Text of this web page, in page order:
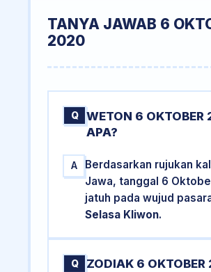
TANYA JAWAB 6
2020
Q
WETON 6 OKTOBER
APA?
A
Berdasarkan rujukan
Jawa, tanggal 6
jatuh pada wujud
Selasa Kliwon.
Q
ZODIAK 6